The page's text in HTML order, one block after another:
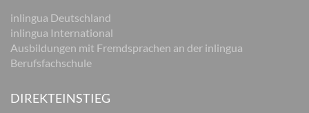
inlingua Deutschland
inlingua International
Ausbildungen mit Fremdsprachen an der inlingua
Berufsfachschule
DIREKTEINSTIEG